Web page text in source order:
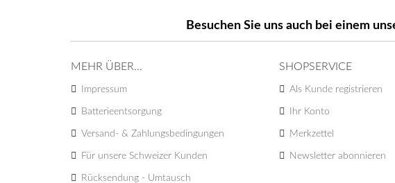
Besuchen Sie uns auch bei einem
MEHR ÜBER...
Impressum
Batterieentsorgung
Versand- & Zahlungsbedingungen
Für unsere Schweizer Kunden
Rücksendung - Umtausch
SHOPSERVICE
Als Kunde registrieren
Ihr Konto
Merkzettel
Newsletter abonnieren